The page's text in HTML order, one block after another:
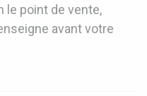
le point de vente,
avant votre